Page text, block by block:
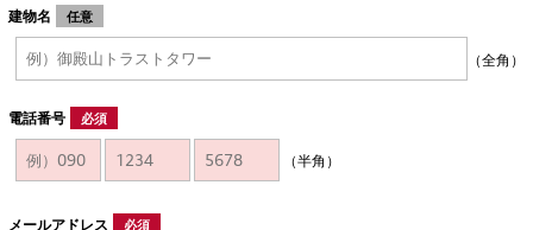
建物名 任意
（全角）
電話番号 必須
（半角）
メールアドレス 必須